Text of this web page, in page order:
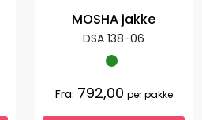
MOSHA jakke
DSA 138-06
Fra: 792,00 per pakke